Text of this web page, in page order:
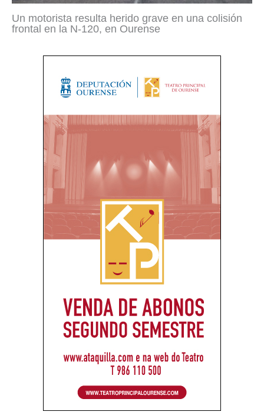
Un motorista resulta herido grave en una colisión
frontal en la N-120, en Ourense